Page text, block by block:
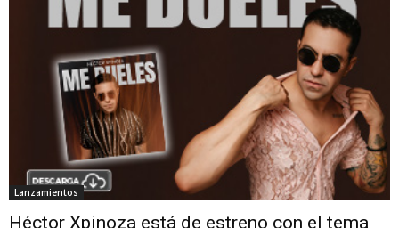
Lanzamientos
Héctor Xpinoza está de estreno con el tema